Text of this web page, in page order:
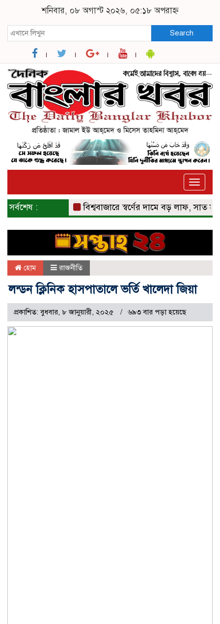
শনিবার, ০৮ অগাস্ট ২০২৬, ০৫:১৮ অপরাহ্ন
Search
Toggle
সর্বশেষ : বিশ্ববাজারে স্বর্ণের দামে বড় লাফ, সাত
হোম রাজনীতি
লন্ডন ক্লিনিক হাসপাতালে ভর্তি খালেদা জিয়া
প্রকাশিত: বুধবার, ৮ জানুয়ারী, ২০২৫ ৬৯৩ বার পড়া হয়েছে